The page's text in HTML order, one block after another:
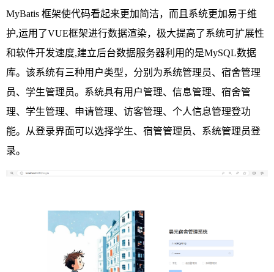
MyBatis 框架使代码看起来更加简洁，而且系统更加易于维
护,运用了VUE框架进行数据渲染，极大提高了系统可扩展性
和软件开发速度,建立后台数据服务器利用的是MySQL数据
库。 该系统有三种用户类型，分别为系统管理员、宿舍管理
员、学生管理员。系统具有用户管理、信息管理、宿舍管
理、学生管理、申请管理、访客管理、个人信息管理登功
能。从登录界面可以选择学生、 宿管管理员、系统管理员登
录。